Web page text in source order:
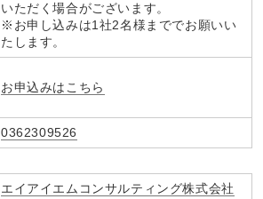
いただく場合がございます。
※お申し込みは1社2名様まででお願いい
たします。
お申込みはこちら
0362309526
エイアイエムコンサルティング株式会社